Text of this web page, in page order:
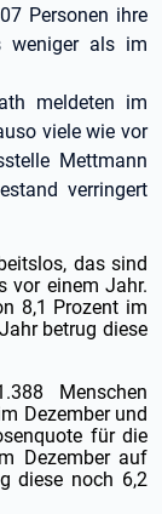
Personen ihre
weniger als im
meldeten im
viele wie vor
Mettmann
verringert
das sind
vor einem Jahr.
8,1 Prozent im
betrug diese
Menschen
Dezember und
für die
Dezember auf
diese noch 6,2